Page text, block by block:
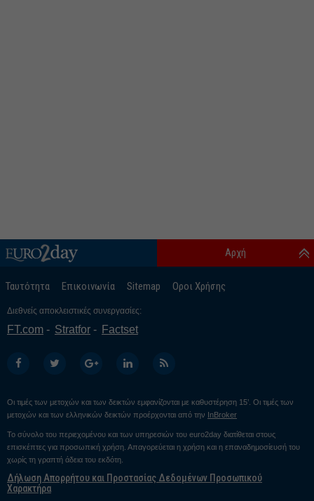
Ταυτότητα Επικοινωνία Sitemap Οροι Χρήσης
Αρχή
Διεθνείς αποκλειστικές συνεργασίες:
FT.com Stratfor Factset
Οι τιμές των μετοχών και των δεικτών εμφανίζονται με καθυστέρηση 15’. Οι τιμές των
μετοχών και των ελληνικών δεικτών προέρχονται από την
InBroker
Το σύνολο του περιεχομένου και των υπηρεσιών του euro2day διατίθεται στους
επισκέπτες για προσωπική χρήση. Απαγορεύεται η χρήση και η επαναδημοσίευσή του
χωρίς τη γραπτή άδεια του εκδότη.
Δήλωση Απορρήτου και Προστασίας Δεδομένων Προσωπικού
Χαρακτήρα